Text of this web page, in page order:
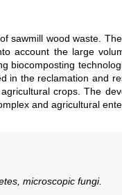
sawmill wood waste.
account the large
biocomposting
in the reclamation and
crops. The
and agricultural
microscopic fungi.